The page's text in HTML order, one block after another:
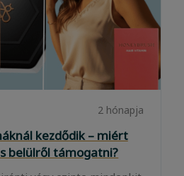
2 hónapja
kezdődik – miért
belülről támogatni?